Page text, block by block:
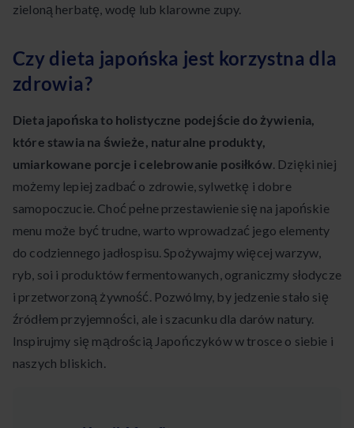
zieloną herbatę, wodę lub klarowne zupy.
Czy dieta japońska jest korzystna dla
zdrowia?
Dieta japońska to holistyczne podejście do żywienia,
które stawia na świeże, naturalne produkty,
umiarkowane porcje i celebrowanie posiłków. Dzięki niej
możemy lepiej zadbać o zdrowie, sylwetkę i dobre
samopoczucie. Choć pełne przestawienie się na japońskie
menu może być trudne, warto wprowadzać jego elementy
do codziennego jadłospisu. Spożywajmy więcej warzyw,
ryb, soi i produktów fermentowanych, ograniczmy słodycze
i przetworzoną żywność. Pozwólmy, by jedzenie stało się
źródłem przyjemności, ale i szacunku dla darów natury.
Inspirujmy się mądrością Japończyków w trosce o siebie i
naszych bliskich.